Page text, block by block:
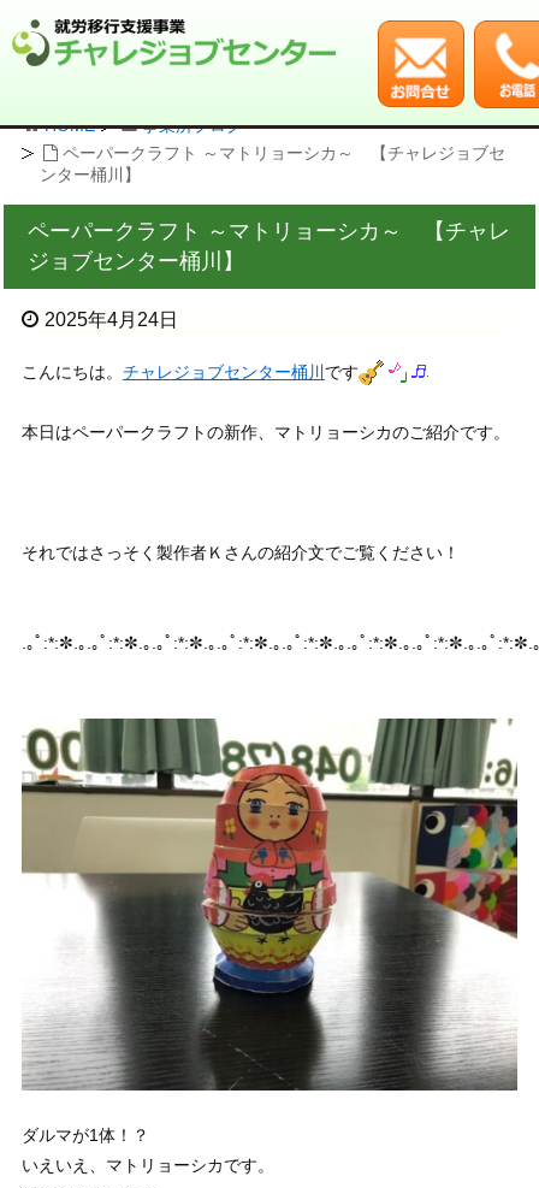
HOME
事業所ブログ
ペーパークラフト ～マトリョーシカ～ 【チャレジョブセ
ンター桶川】
ペーパークラフト ～マトリョーシカ～ 【チャレ
ジョブセンター桶川】
2025年4月24日
こんにちは。 チャレジョブセンター桶川 です
本日はペーパークラフトの新作、マトリョーシカのご紹介です。
それではさっそく製作者Ｋさんの紹介文でご覧ください！
.｡ﾟ:*:✼.｡.｡ﾟ:*:✼.｡.｡ﾟ:*:✼.｡.｡ﾟ:*:✼.｡.｡ﾟ:*:✼.｡.｡ﾟ:*:✼.｡.｡ﾟ:*:✼.｡.｡ﾟ:*:✼.
ダルマが1体！？
いえいえ、マトリョーシカです。